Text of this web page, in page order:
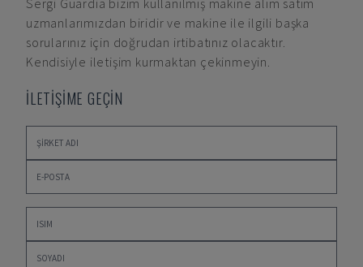
Sergi Guardia bizim kullanılmış makine alım satım
uzmanlarımızdan biridir ve makine ile ilgili başka
sorularınız için doğrudan irtibatınız olacaktır.
Kendisiyle iletişim kurmaktan çekinmeyin.
İLETİŞİME GEÇİN